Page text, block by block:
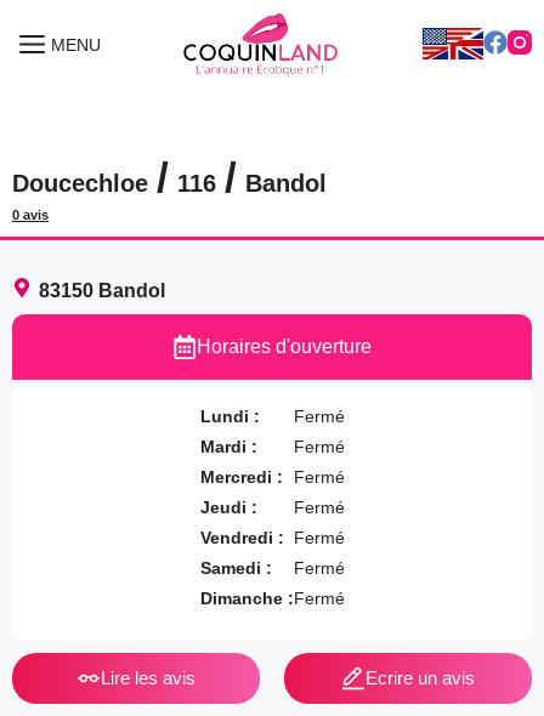
MENU
MENU
Doucechloe / 116 / Bandol
0 avis
83150 Bandol
Horaires d'ouverture
Lundi :
Mardi :
Mercredi :
Jeudi :
Vendredi :
Samedi :
Dimanche :
Fermé
Fermé
Fermé
Fermé
Fermé
Fermé
Fermé
Lire les avis Ecrire un avis